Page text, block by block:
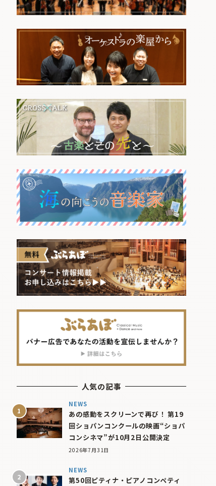
人気の記事
NEWS
あの感動をスクリーンで再び！ 第19
回ショパンコンクールの映画“ショパ
コンシネマ”が10月2日公開決定
2026年7月31日
NEWS
第50回ピティナ・ピアノコンペティ